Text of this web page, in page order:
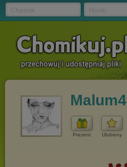
Malum4
Prezent Ulubiony